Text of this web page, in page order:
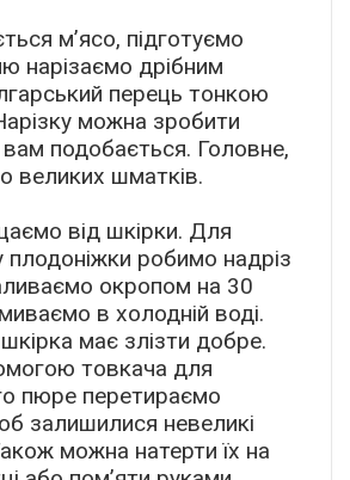
м’ясо, підготуємо
нарізаємо дрібним
перець тонкою
можна зробити
вам подобається. Головне,
великих шматків.
від шкірки. Для
плодоніжки робимо надріз
окропом на 30
в холодній воді.
має злізти добре.
товкача для
пюре перетираємо
залишилися невеликі
можна натерти їх на